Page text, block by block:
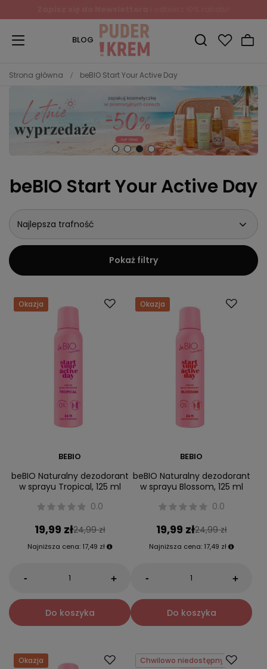
BLOG
Strona główna beBIO Start Your Active Day
beBIO Start Your Active Day
Najlepsza trafność
Pokaż filtry
Okazja
BEBIO
beBIO Naturalny dezodorant
w sprayu Tropical, 125 ml
0.0
19,99 zł24,99 zł
Najniższa cena: 17,49 zł
- +
Do koszyka
Okazja
BEBIO
beBIO Naturalny dezodorant
w sprayu Blossom, 125 ml
0.0
19,99 zł24,99 zł
Najniższa cena: 17,49 zł
- +
Do koszyka
Okazja Chwilowo niedostępny